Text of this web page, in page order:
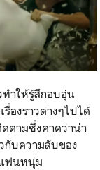
ำให้รู้สึกอบอุ่น
องราวต่างๆไปได้
ตามซึ่งคาดว่าน่า
กับความลับของ
แฟนหนุ่ม